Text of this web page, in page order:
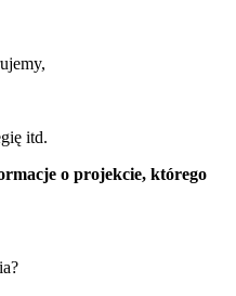
itd.
o projekcie, którego